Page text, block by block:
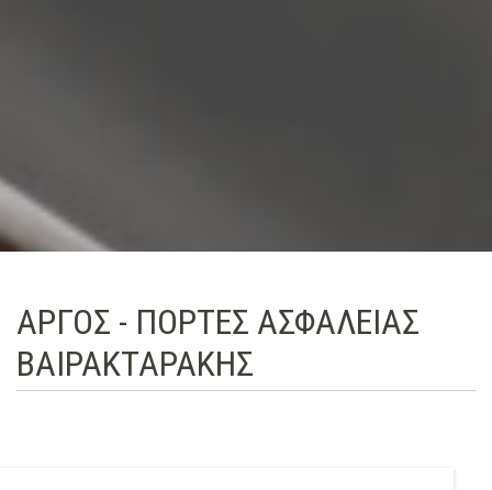
ΑΡΓΟΣ - ΠΟΡΤΕΣ ΑΣΦΑΛΕΙΑΣ
ΒΑΙΡΑΚΤΑΡΑΚΗΣ